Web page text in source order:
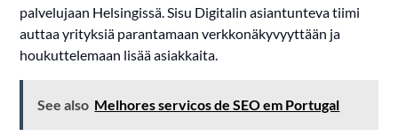
palvelujaan Helsingissä. Sisu Digitalin asiantunteva tiimi
auttaa yrityksiä parantamaan verkkonäkyvyyttään ja
houkuttelemaan lisää asiakkaita.
See also Melhores servicos de SEO em Portugal